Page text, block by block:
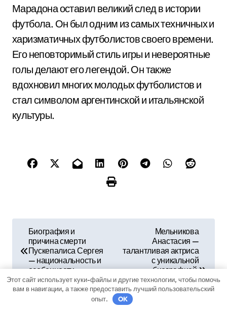
Марадона оставил великий след в истории
футбола. Он был одним из самых техничных и
харизматичных футболистов своего времени.
Его неповторимый стиль игры и невероятные
голы делают его легендой. Он также
вдохновил многих молодых футболистов и
стал символом аргентинской и итальянской
культуры.
в
и
Биография и
причина смерти
Пускепалиса Сергея
— национальность и
особенности
Мельникова
Анастасия —
талантливая актриса
с уникальной
биографией,
запоминающейся
фильмографией и
Этот сайт использует куки-файлы и другие технологии, чтобы помочь
вам в навигации, а также предоставить лучший пользовательский
опыт.
OK